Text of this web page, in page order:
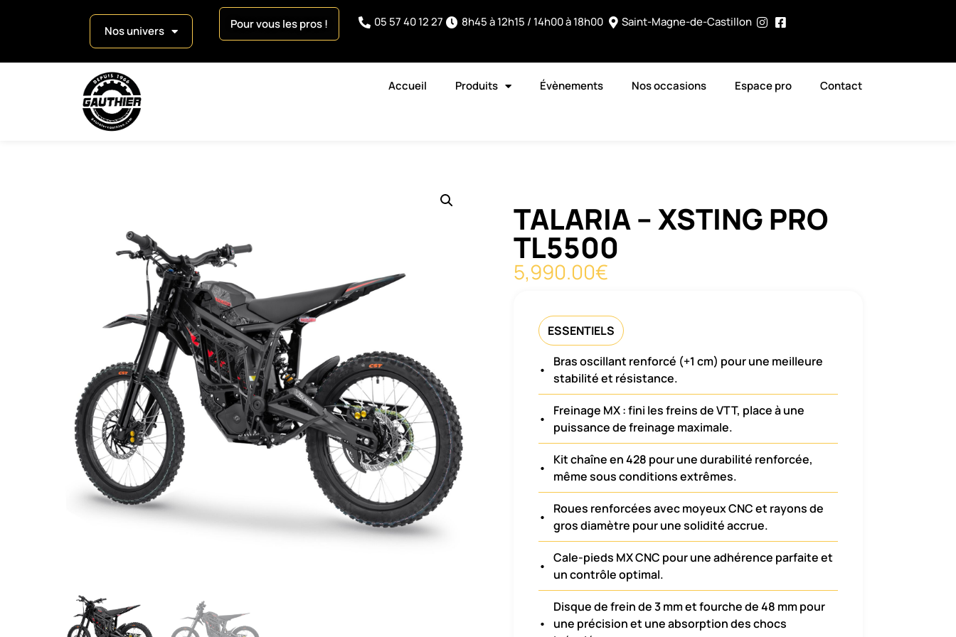
Nos univers Pour vous les pros ! 05 57 40 12 27 8h45 à 12h15 / 14h00 à 18h00 Saint-Magne-de-Castillon
Accueil Produits Évènements Nos occasions Espace pro Contact
TALARIA – XSTING PRO
TL5500
5,990.00€
ESSENTIELS
•
Bras oscillant renforcé (+1 cm) pour une meilleure
stabilité et résistance.
•
Freinage MX : fini les freins de VTT, place à une
puissance de freinage maximale.
•
Kit chaîne en 428 pour une durabilité renforcée,
même sous conditions extrêmes.
•
Roues renforcées avec moyeux CNC et rayons de
gros diamètre pour une solidité accrue.
•
Cale-pieds MX CNC pour une adhérence parfaite et
un contrôle optimal.
•
Disque de frein de 3 mm et fourche de 48 mm pour
une précision et une absorption des chocs